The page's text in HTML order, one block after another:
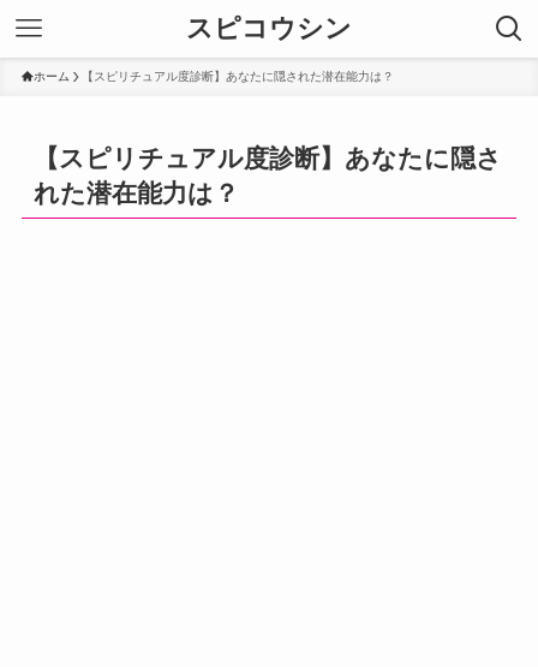
スピコウシン
ホーム 【スピリチュアル度診断】あなたに隠された潜在能力は？
【スピリチュアル度診断】あなたに隠さ
れた潜在能力は？